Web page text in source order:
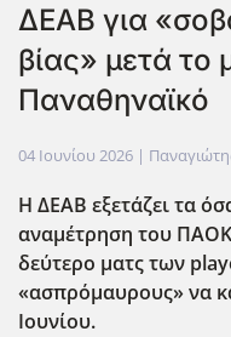
ΔΕΑΒ για
βίας» μετά το
Παναθηναϊκό
04 Ιουνίου 2026 |
Η ΔΕΑΒ εξετάζει τα
αναμέτρηση του
δεύτερο ματς των
«ασπρόμαυρους» να
Ιουνίου.